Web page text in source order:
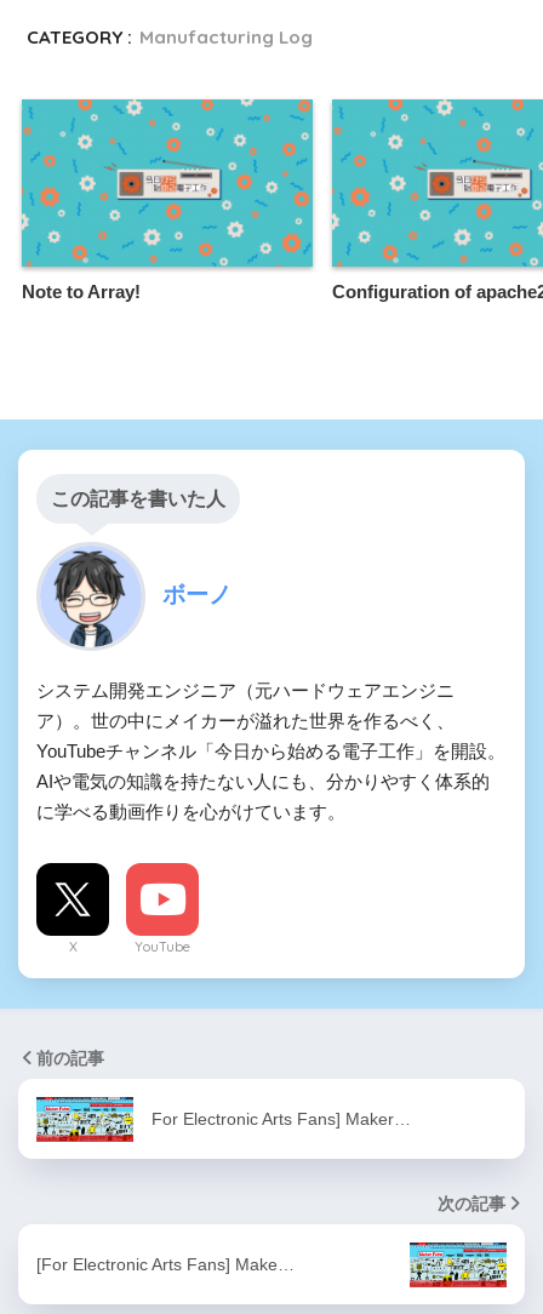
CATEGORY : Manufacturing Log
Note to Array! Configuration of
この記事を書いた人
ボーノ
システム開発エンジニア（元ハードウェアエンジニ
ア）。世の中にメイカーが溢れた世界を作るべく、
YouTubeチャンネル「今日から始める電子工作」を開設。
AIや電気の知識を持たない人にも、分かりやすく体系的
に学べる動画作りを心がけています。
X YouTube
前の記事
For Electronic Arts Fans] Maker…
次の記事
[For Electronic Arts Fans] Make…